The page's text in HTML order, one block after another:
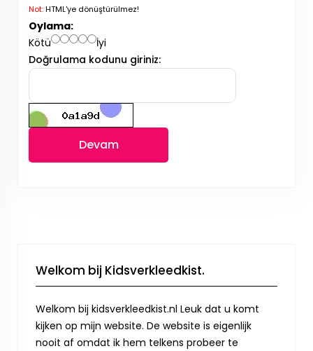
Not:HTML'ye dönüştürülmez!
Oylama:
Kötü
İyi
Doğrulama kodunu giriniz:
Devam
Welkom bij Kidsverkleedkist.
Welkom bij kidsverkleedkist.nl Leuk dat u komt
kijken op mijn website. De website is eigenlijk
nooit af omdat ik hem telkens probeer te